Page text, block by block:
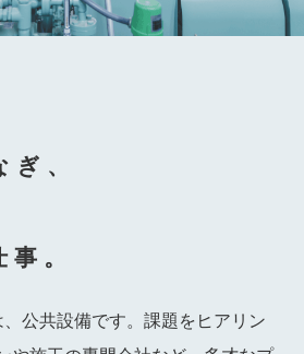
ぎ、
。
公共設備です。課題をヒアリン